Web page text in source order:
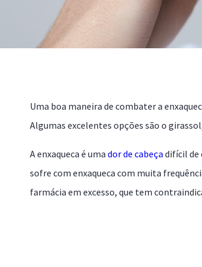
Uma boa maneira de combater a
Algumas excelentes opções são o
A enxaqueca é uma dor de cabeça difícil de
sofre com enxaqueca com muita
farmácia em excesso, que tem